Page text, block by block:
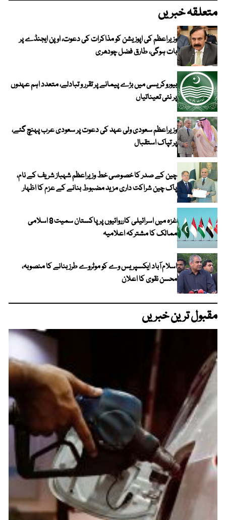
متعلقہ خبریں
وزیراعظم کی اپوزیشن کو مذاکرات کی دعوت، اوپن ایجنڈے پر
بات ہوگی، طارق فضل چودھری
بیوروکریسی میں بڑے پیمانے پر تقرر و تبادلے، متعدد اہم عہدوں
پر نئی تعیناتیاں
وزیراعظم سعودی ولی عہد کی دعوت پر سعودی عرب پہنچ گئے،
پر تپاک استقبال
چین کے صدر کا خصوصی خط وزیراعظم شہباز شریف کے نام،
پاک چین شراکت داری مزید مضبوط بنانے کے عزم کا اظہار
غزہ میں اسرائیلی کارروائیوں پر پاکستان سمیت 8 اسلامی
ممالک کا مشترکہ اعلامیہ
اسلام آباد ایکسپریس وے کو موٹروے طرز بنانے کا منصوبہ،
محسن نقوی کا اعلان
مقبول ترین خبریں